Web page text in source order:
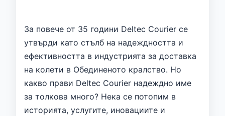
За повече от 35 години Deltec Courier се
утвърди като стълб на надеждността и
ефективността в индустрията за доставка
на колети в Обединеното кралство. Но
какво прави Deltec Courier надеждно име
за толкова много? Нека се потопим в
историята, услугите, иновациите и